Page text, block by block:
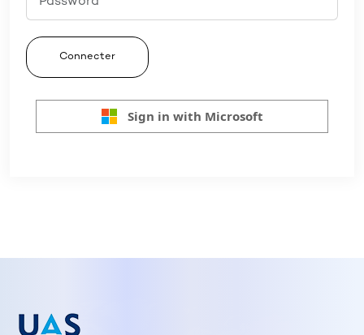
Connecter
Sign in with Microsoft